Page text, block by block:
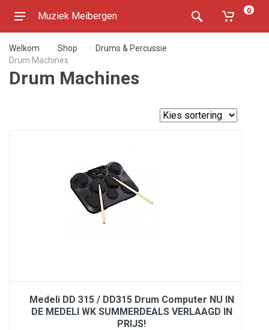
Muziek Meibergen 0
Welkom Shop
Drums & Percussie
Drum Machines
Drum Machines
Medeli DD 315 / DD315 Drum Computer NU IN
DE MEDELI WK SUMMERDEALS VERLAAGD IN
PRIJS!